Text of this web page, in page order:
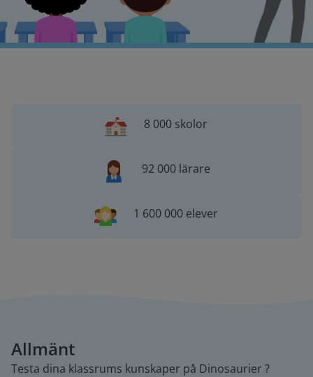
8 000 skolor
92 000 lärare
1 600 000 elever
Allmänt
Testa dina klassrums kunskaper på Dinosaurier ?